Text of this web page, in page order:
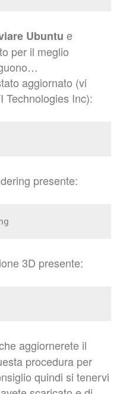
Ubuntu e
per il meglio
aggiornato (vi
Technologies Inc):
presente:
3D presente:
aggiornerete il
procedura per
quindi si tenervi